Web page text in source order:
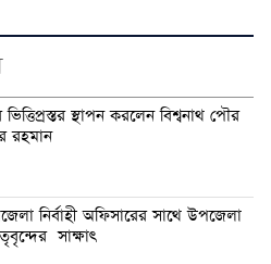
ভিত্তিপ্রস্তর স্থাপন করলেন বিশ্বনাথ পৌর
রহমান
নির্বাহী অফিসারের সাথে উপজেলা
সাক্ষাৎ